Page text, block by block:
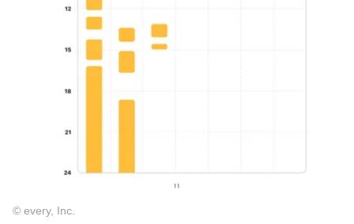
© every, Inc.